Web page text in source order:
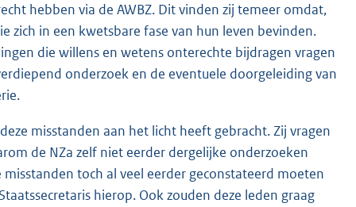
hebben via de AWBZ. Dit vinden zij temeer omdat,
zich in een kwetsbare fase van hun leven bevinden.
die willens en wetens onterechte bijdragen vragen
onderzoek en de eventuele doorgeleiding van
misstanden aan het licht heeft gebracht. Zij vragen
de NZa zelf niet eerder dergelijke onderzoeken
toch al veel eerder geconstateerd moeten
hierop. Ook zouden deze leden graag